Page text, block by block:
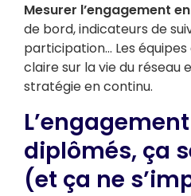
Mesurer l’engagement
de bord, indicateurs de
participation… Les
claire sur la vie du réseau
stratégie en continu.
diplômés, ça
(et ça ne